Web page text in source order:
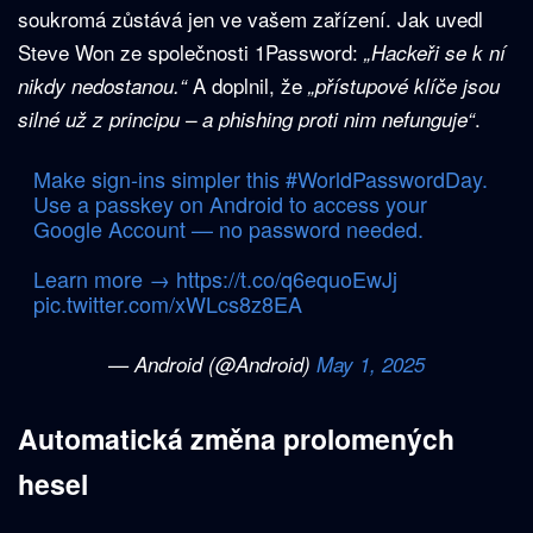
soukromá zůstává jen ve vašem zařízení. Jak uvedl
Steve Won ze společnosti 1Password: „Hackeři se k ní
nikdy nedostanou.“A doplnil, že „přístupové klíče jsou
silné už z principu – a phishing proti nim nefunguje“.
Make sign-ins simpler this#WorldPasswordDay.
Use a passkey on Android to access your
Google Account — no password needed.
Learn more → https://t.co/q6equoEwJj
pic.twitter.com/xWLcs8z8EA
— Android (@Android) May 1, 2025
Automatická změna prolomených
hesel